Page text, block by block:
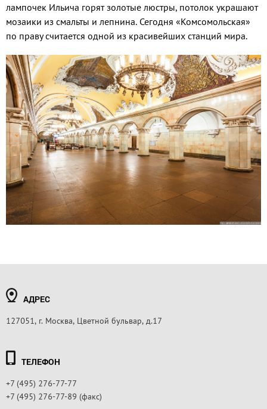
лампочек Ильича горят золотые люстры, потолок украшают
мозаики из смальты и лепнина. Сегодня «Комсомольская»
по праву считается одной из красивейших станций мира.
АДРЕС
127051, г. Москва, Цветной бульвар, д.17
ТЕЛЕФОН
+7 (495) 276-77-77
+7 (495) 276-77-89 (факс)